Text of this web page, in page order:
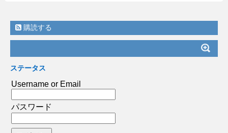
購読する
ステータス
Username or Email
パスワード